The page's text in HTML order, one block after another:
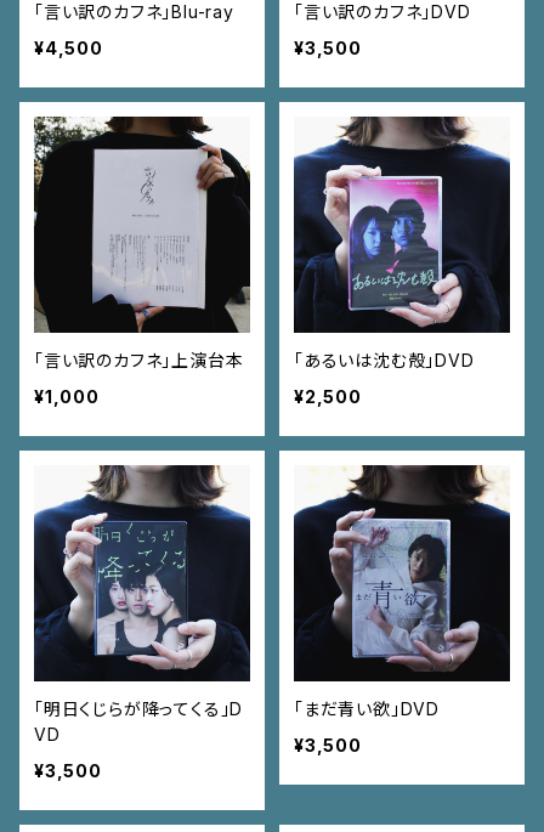
「言い訳のカフネ」Blu-ray
¥4,500
「言い訳のカフネ」DVD
¥3,500
「言い訳のカフネ」上演台本
¥1,000
「あるいは沈む殻」DVD
¥2,500
「明日くじらが降ってくる」D
VD
¥3,500
「まだ青い欲」DVD
¥3,500